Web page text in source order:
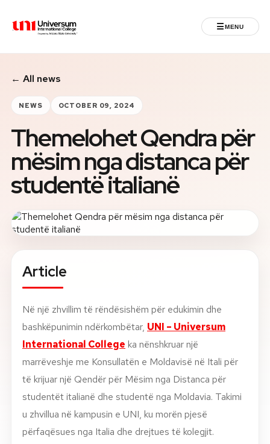
Universum University ☰MENU
MENU
Home
Admissions
Programs
International
News
Contact
LANGUAGE
Apply Now Request Info
SIGN IN
UMS Staff
← All news
NEWS OCTOBER 09, 2024
Themelohet Qendra për
mësim nga distanca për
studentë italianë
Article
Në një zhvillim të rëndësishëm për edukimin dhe
bashkëpunimin ndërkombëtar, UNI – Universum
International College ka nënshkruar një
marrëveshje me Konsullatën e Moldavisë në Itali për
të krijuar një Qendër për Mësim nga Distanca për
studentët italianë dhe studentë nga Moldavia. Takimi
u zhvillua në kampusin e UNI, ku morën pjesë
përfaqësues nga Italia dhe drejtues të kolegjit.